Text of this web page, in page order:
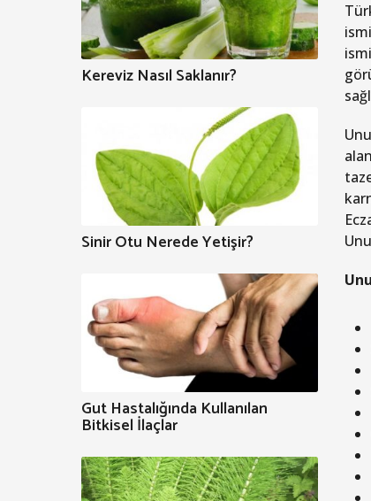
Kereviz Nasıl Saklanır?
Sinir Otu Nerede Yetişir?
Gut Hastalığında Kullanılan
Bitkisel İlaçlar